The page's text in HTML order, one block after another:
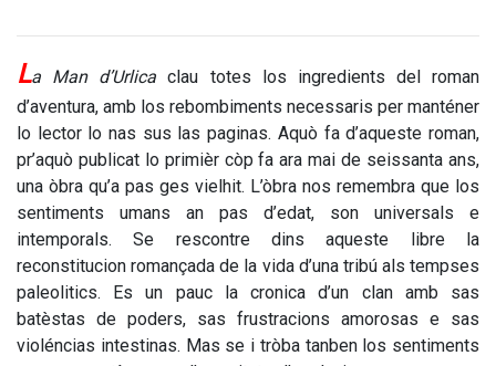
La Man d’Urlica clau totes los ingredients del roman
d’aventura, amb los rebombiments necessaris per manténer
lo lector lo nas sus las paginas. Aquò fa d’aqueste roman,
pr’aquò publicat lo primièr còp fa ara mai de seissanta ans,
una òbra qu’a pas ges vielhit. L’òbra nos remembra que los
sentiments umans an pas d’edat, son universals e
intemporals. Se rescontre dins aqueste libre la
reconstitucion romançada de la vida d’una tribú als tempses
paleolitics. Es un pauc la cronica d’un clan amb sas
batèstas de poders, sas frustracions amorosas e sas
violéncias intestinas. Mas se i tròba tanben los sentiments